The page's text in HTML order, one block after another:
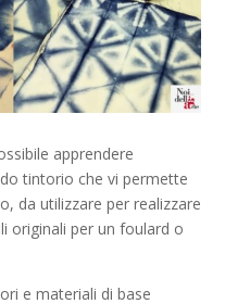
apprendere
tintorio che vi permette
da utilizzare per realizzare
originali per un foulard o
e materiali di base